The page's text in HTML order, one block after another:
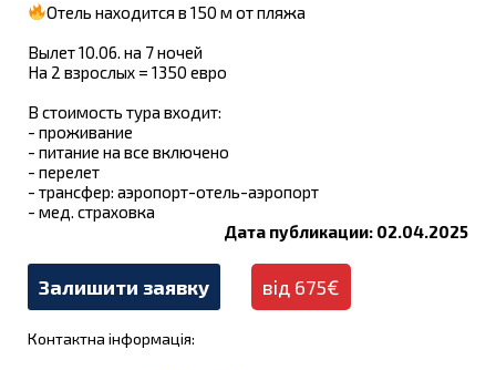
Отель находится в 150 м от пляжа
Вылет 10.06. на 7 ночей
На 2 взрослых = 1350 евро
В стоимость тура входит:
- проживание
- питание на все включено
- перелет
- трансфер: аэропорт-отель-аэропорт
- мед. страховка
Дата публикации: 02.04.2025
Залишити заявку від 675€
Контактна інформація: